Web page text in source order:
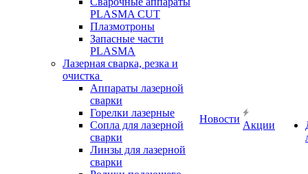
PLASMA CUT
Плазмотроны
Запасные части
PLASMA
Лазерная сварка, резка и
очистка
Аппараты лазерной
сварки
Горелки лазерные
Сопла для лазерной
сварки
Линзы для лазерной
сварки
Новости
Акции